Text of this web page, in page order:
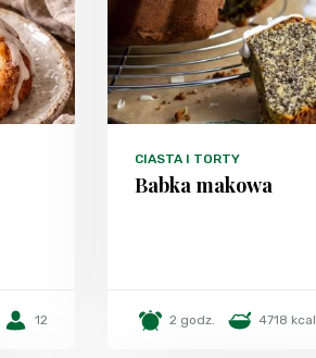
12
CIASTA I TORTY
Babka makowa
2 godz. 4718 kcal